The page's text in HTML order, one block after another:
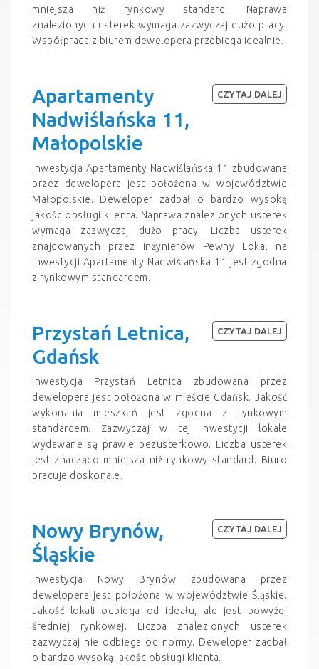
mniejsza niż rynkowy standard. Naprawa
znalezionych usterek wymaga zazwyczaj dużo pracy.
Współpraca z biurem dewelopera przebiega idealnie.
Apartamenty
Nadwiślańska 11,
Małopolskie
Inwestycja Apartamenty Nadwiślańska 11 zbudowana
przez dewelopera jest położona w województwie
Małopolskie. Deweloper zadbał o bardzo wysoką
jakośc obsługi klienta. Naprawa znalezionych usterek
wymaga zazwyczaj dużo pracy. Liczba usterek
znajdowanych przez inżynierów Pewny Lokal na
inwestycji Apartamenty Nadwiślańska 11 jest zgodna
z rynkowym standardem.
CZYTAJ DALEJ
Przystań Letnica,
Gdańsk
Inwestycja Przystań Letnica zbudowana przez
dewelopera jest położona w mieście Gdańsk. Jakość
wykonania mieszkań jest zgodna z rynkowym
standardem. Zazwyczaj w tej inwestycji lokale
wydawane są prawie bezusterkowo. Liczba usterek
jest znacząco mniejsza niż rynkowy standard. Biuro
pracuje doskonale.
CZYTAJ DALEJ
Nowy Brynów,
Śląskie
Inwestycja Nowy Brynów zbudowana przez
dewelopera jest położona w województwie Śląskie.
Jakość lokali odbiega od ideału, ale jest powyżej
średniej rynkowej. Liczba znalezionych usterek
zazwyczaj nie odbiega od normy. Deweloper zadbał
o bardzo wysoką jakośc obsługi klienta.
CZYTAJ DALEJ